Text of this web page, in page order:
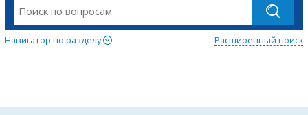
Навигатор по разделу Расширенный поиск